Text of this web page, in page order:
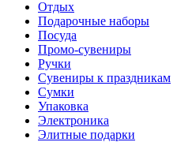
Отдых
Подарочные наборы
Посуда
Промо-сувениры
Ручки
Сувениры к праздникам
Сумки
Упаковка
Электроника
Элитные подарки